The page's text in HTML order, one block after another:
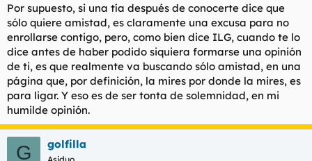
Por supuesto, si una tía después de conocerte dice que
sólo quiere amistad, es claramente una excusa para no
enrollarse contigo, pero, como bien dice ILG, cuando te lo
dice antes de haber podido siquiera formarse una opinión
de ti, es que realmente va buscando sólo amistad, en una
página que, por definición, la mires por donde la mires, es
para ligar. Y eso es de ser tonta de solemnidad, en mi
humilde opinión.
G golfilla